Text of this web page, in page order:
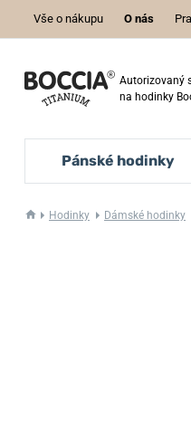
Vše o nákupu O nás
Autorizovaný
na hodinky
Pánské hodinky
Hodinky Dámské hodinky